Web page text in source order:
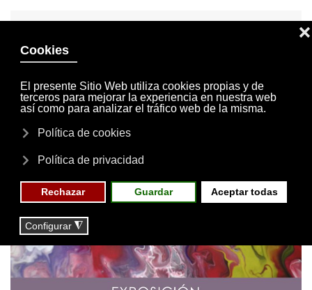
INVITACIONES
MI CUENTA